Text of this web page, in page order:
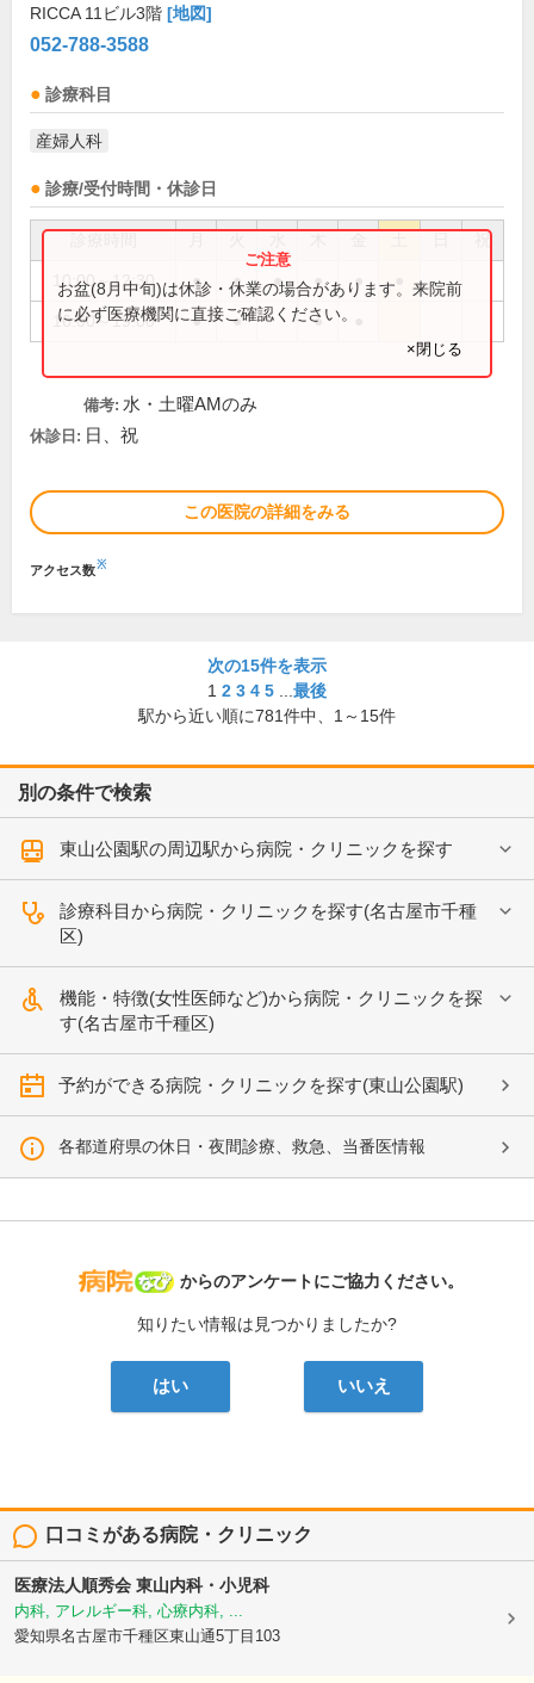
RICCA 11ビル3階 [地図]
052-788-3588
診療科目
産婦人科
診療/受付時間・休診日
祝
10:00～12:30 ● ● ● ● ●
16:00～19:00 ● ● ●
お盆(8月中旬)は休診・休業の場合があります。来院前
に必ず医療機関に直接ご確認ください。
×閉じる
備考: 水・土曜AMのみ
休診日: 日、祝
この医院の詳細をみる
アクセス数※
次の15件を表示
1 2 3 4 5
最後
駅から近い順に781件中、 1～15件
別の条件で検索
東山公園駅の周辺駅から病院・クリニックを探す
診療科目から病院・クリニックを探す(名古屋市千種
区)
機能・特徴(女性医師など)から病院・クリニックを探
す(名古屋市千種区)
予約ができる病院・クリニックを探す(東山公園駅)
各都道府県の休日・夜間診療、救急、当番医情報
病院なび
からのアンケートにご協力ください。
知りたい情報は見つかりましたか?
はい いいえ
口コミがある病院・クリニック
医療法人順秀会 東山内科・小児科
内科, アレルギー科, 心療内科, ...
愛知県名古屋市千種区東山通5丁目103